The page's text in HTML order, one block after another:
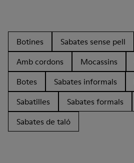
Botines Sabates sense pell
Amb cordons
Mocassins
Botes
Sabates informals
Sabatilles
Sabates formals
Sabates de taló